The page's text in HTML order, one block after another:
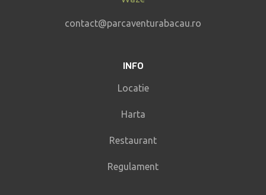
contact@parcaventurabacau.ro
INFO
Locatie
Harta
Restaurant
Regulament